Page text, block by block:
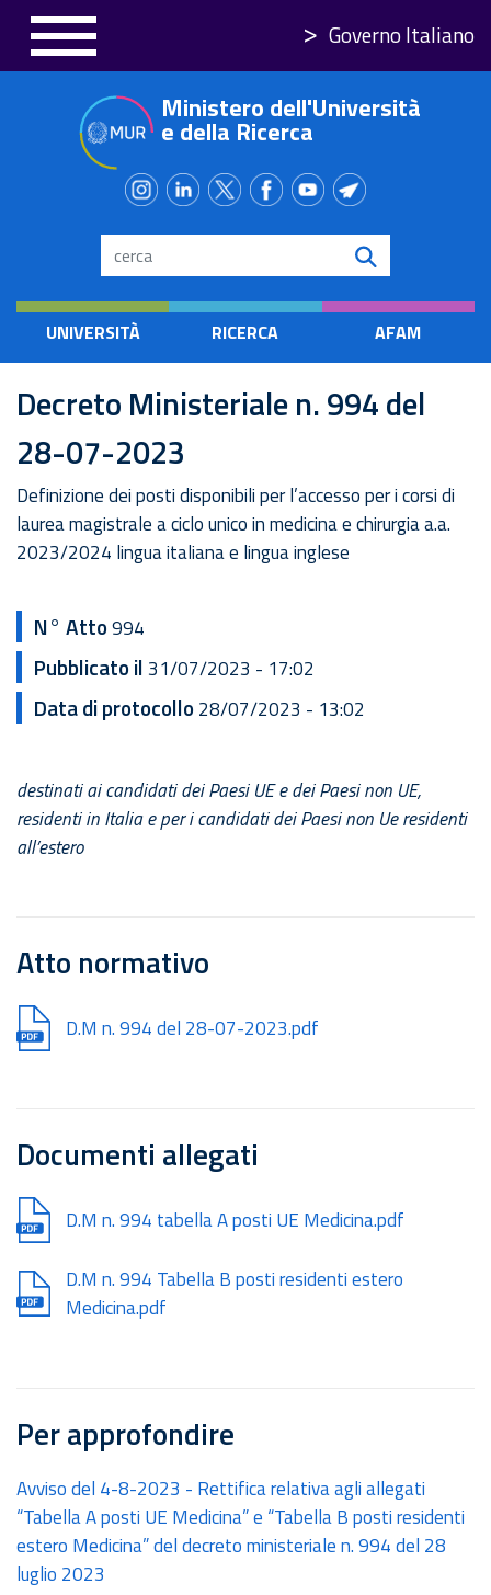
principale
Governo Italiano
Ministero dell'Università
e della Ricerca
Search
UNIVERSITÀ RICERCA AFAM
Decreto Ministeriale n. 994 del
28-07-2023
Definizione dei posti disponibili per l’accesso per i corsi di
laurea magistrale a ciclo unico in medicina e chirurgia a.a.
2023/2024 lingua italiana e lingua inglese
N° Atto994
Pubblicato il 31/07/2023 - 17:02
Data di protocollo 28/07/2023 - 13:02
destinati ai candidati dei Paesi UE e dei Paesi non UE,
residenti in Italia e per i candidati dei Paesi non Ue residenti
all’estero
Atto normativo
Document
D.M n. 994 del 28-07-2023.pdf
Documenti allegati
Document
D.M n. 994 tabella A posti UE Medicina.pdf
Document
D.M n. 994 Tabella B posti residenti estero
Medicina.pdf
Per approfondire
Avviso del 4-8-2023 - Rettifica relativa agli allegati
“Tabella A posti UE Medicina” e “Tabella B posti residenti
estero Medicina” del decreto ministeriale n. 994 del 28
luglio 2023